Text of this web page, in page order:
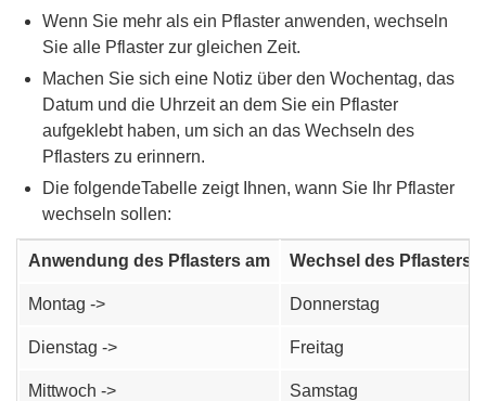
Wenn Sie mehr als ein Pflaster anwenden, wechseln
Sie alle Pflaster zur gleichen Zeit.
Machen Sie sich eine Notiz über den Wochentag, das
Datum und die Uhrzeit an dem Sie ein Pflaster
aufgeklebt haben, um sich an das Wechseln des
Pflasters zu erinnern.
Die folgendeTabelle zeigt Ihnen, wann Sie Ihr Pflaster
wechseln sollen:
Anwendung des Pflasters am Wechsel des Pflasters
Montag -> Donnerstag
Dienstag -> Freitag
Mittwoch -> Samstag